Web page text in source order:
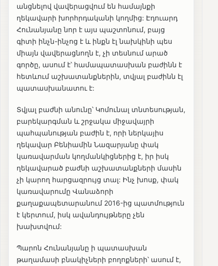
անցնելով վավերացվում են համայնքի
ղեկավարի խորհրդականի կողմից: Էդուարդ
Հունանյանը նոր է այս պաշտոնում, բայց
գիտի ինչն-ինչոց է և ինքն էլ նախկինի պես
միայն վավերացնողն է, չի տեսնում արած
գործը, ասում է՝ համապատասխան բաժինն է
հետևում աշխատանքներին, տվյալ բաժինն էլ
պատասխանատու է:
Տվյալ բաժնի անունը՝ Կոմունալ տնտեսության,
բարեկարգման և շրջակա միջավայրի
պահպանության բաժին է, որի ներկայիս
ղեկավար Բենիամին Նազարյանը փակ
կառավարման կողմանկիցներից է, իր իսկ
ղեկավարած բաժնի աշխատանքների մասին
չի կարող հարցազրույց տալ: Ինչ խոսք, փակ
կառավարումը Վանաձորի
քաղաքապետարանում 2016-ից պատմություն
է կերտում, իսկ ավանդույթները չեն
խախտվում:
Պարոն Հունանյանը ի պատասխան
թաղամասի բնակիչների բողոքների՝ ասում է,